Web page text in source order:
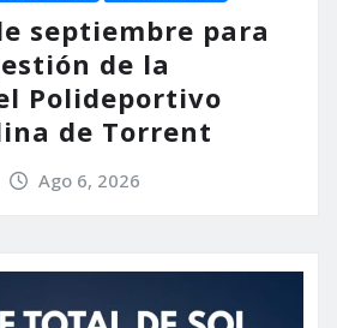
septiembre para
de la
Polideportivo
de Torrent
Ago 6, 2026